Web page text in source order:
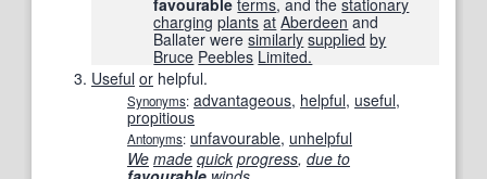
favourable terms, and thestationary
charging plants at Aberdeen and
Ballater weresimilarly supplied by
Bruce Peebles Limited.
Useful or helpful.
Synonyms: advantageous, helpful, useful,
propitious
Antonyms: unfavourable, unhelpful
We made quick progress, due to